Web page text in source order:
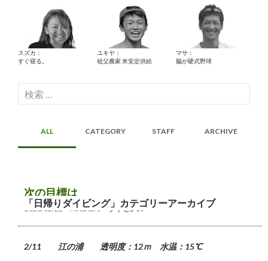
スズカ：
すぐ寝る。
ユキヤ：
祖父農家 米安定供給
マサ：
脳が硬式野球
検
索:
ALL CATEGORY STAFF ARCHIVE
「日帰りダイビング」カテゴリーアーカイブ
次の目標は
2026/02/22 MASASHI ライセンス
2/11 江の浦 透明度：12ｍ 水温：15℃